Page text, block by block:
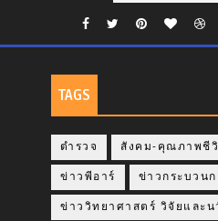
TAGS
ตำรวจ สังคม-คุณภาพชี
ข่าวพีอาร์ ข่าวกระบวนก
ข่าววิทยาศาสตร์ วิจัยและน